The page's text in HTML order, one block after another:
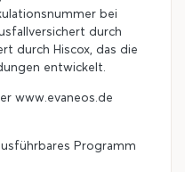
bei
durch
durch Hiscox, das die
entwickelt.
www.evaneos.de
Programm